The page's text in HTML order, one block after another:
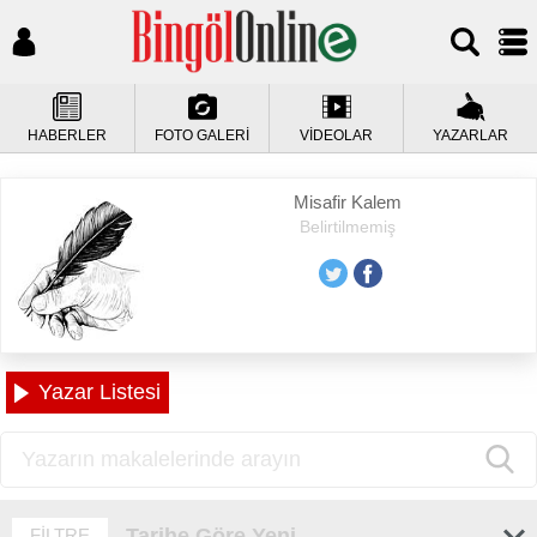
HABERLER FOTO GALERİ VİDEOLAR YAZARLAR
Misafir Kalem
Belirtilmemiş
Yazar Listesi